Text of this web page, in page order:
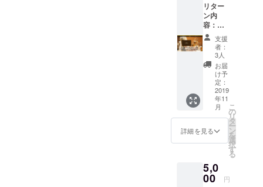
リター
ン内
容：
【お礼
のメー
ル】 ご
支援金
はサー
ビスを
軌道に
乗せる
ために
大切に
使わせ
ていた
支援
者：
3人
お届
け予
定：
2019
年11
月
詳細を見る
こ
の
リ
タ
ー
ン
を
選
択
す
る
5,0
00 円